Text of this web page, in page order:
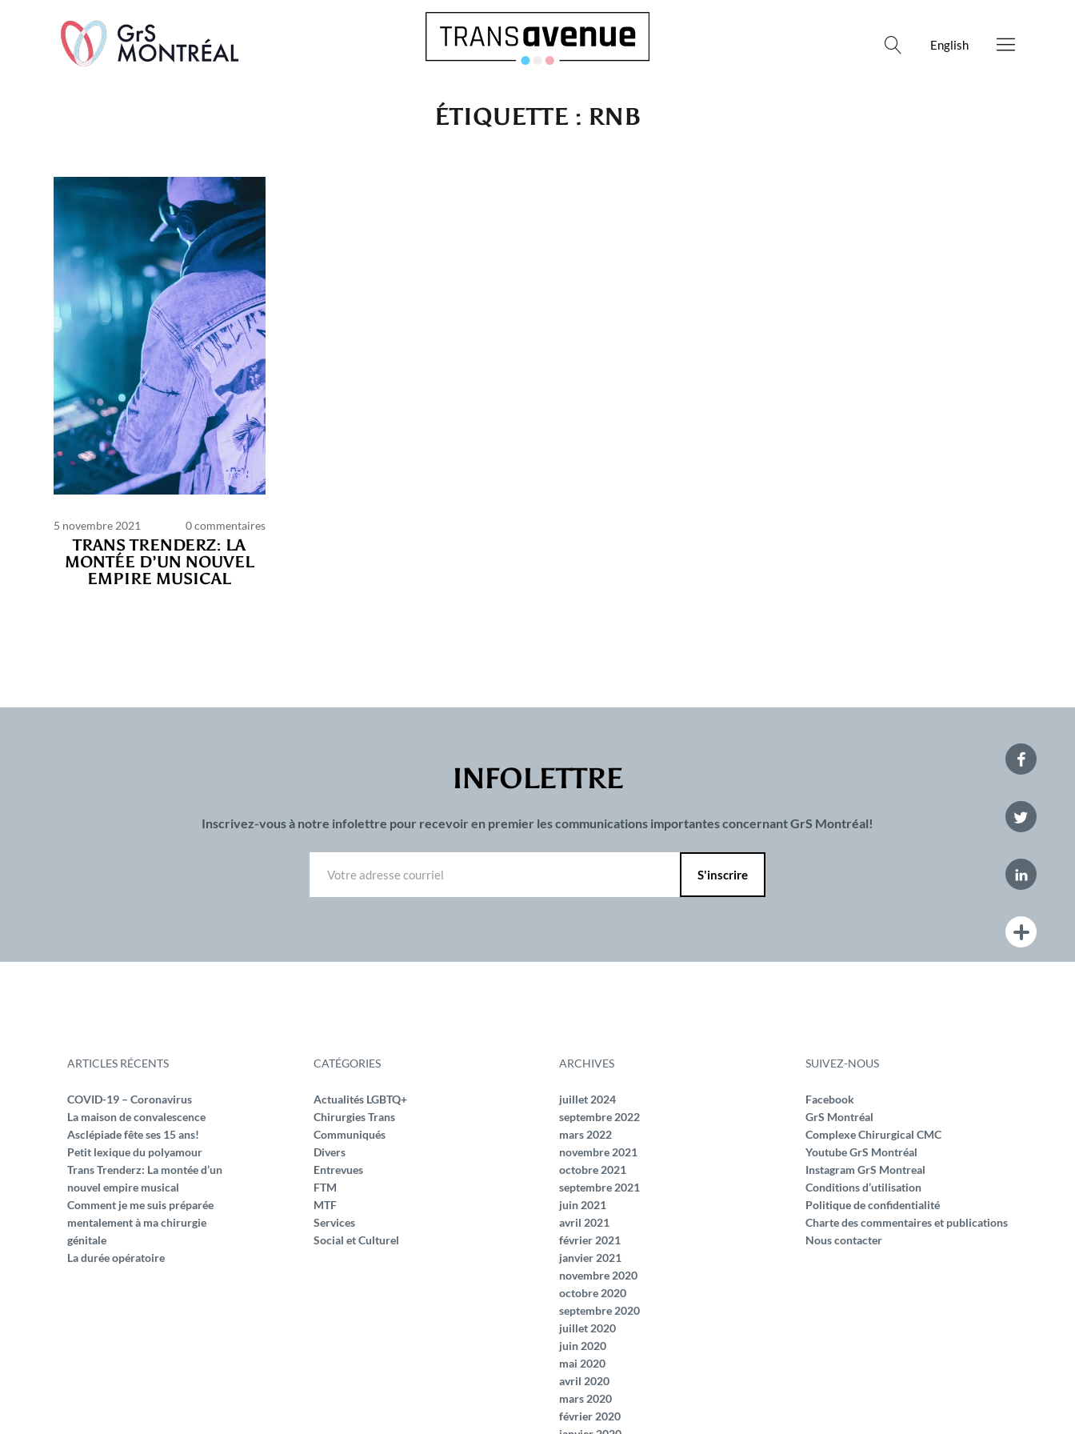
English
ÉTIQUETTE : RNB
5 novembre 2021 0 commentaires
TRANS TRENDERZ: LA
MONTÉE D’UN NOUVEL
EMPIRE MUSICAL
INFOLETTRE
Inscrivez-vous à notre infolettre pour recevoir en premier les communications importantes concernant GrS Montréal!
ARTICLES RÉCENTS
COVID-19 – Coronavirus
La maison de convalescence
Asclépiade fête ses 15 ans!
Petit lexique du polyamour
Trans Trenderz: La montée d’un
nouvel empire musical
Comment je me suis préparée
mentalement à ma chirurgie
génitale
La durée opératoire
CATÉGORIES
Actualités LGBTQ+
Chirurgies Trans
Communiqués
Divers
Entrevues
FTM
MTF
Services
Social et Culturel
ARCHIVES
juillet 2024
septembre 2022
mars 2022
novembre 2021
octobre 2021
septembre 2021
juin 2021
avril 2021
février 2021
janvier 2021
novembre 2020
octobre 2020
septembre 2020
juillet 2020
juin 2020
mai 2020
avril 2020
mars 2020
février 2020
SUIVEZ-NOUS
Facebook
GrS Montréal
Complexe Chirurgical CMC
Youtube GrS Montréal
Instagram GrS Montreal
Conditions d’utilisation
Politique de confidentialité
Charte des commentaires et publications
Nous contacter